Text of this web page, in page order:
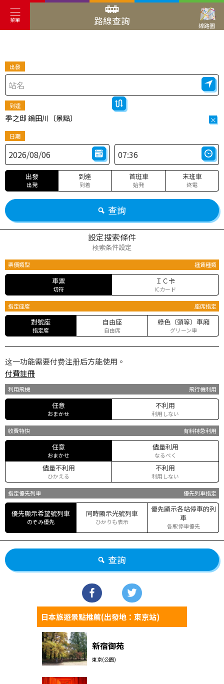
菜單 路線查詢 線路圖
出發
到達
季之邸 鍋田川〔景點〕 ×
日期
出發
出発
到達
到着
首班車
始発
末班車
終電
查詢
設定搜索條件
検索条件設定
票價類型 運賃種類
車票
切符
ＩＣ卡
ICカード
指定座席 座席指定
對號座
指定席
自由座
自由席
綠色（頭等）車廂
グリーン車
这一功能需要付费注册后方能使用。
付費註冊
利用飛機 飛行機利用
任意
おまかせ
不利用
利用しない
收費特快 有料特急利用
任意
おまかせ
儘量利用
なるべく
儘量不利用
ひかえる
不利用
利用しない
指定優先列車 優先列車指定
優先顯示希望號列車
のぞみ優先
同時顯示光號列車
ひかりも表示
優先顯示各站停車的列
車
各駅停車優先
查詢
日本旅遊景點推薦(出發地：東京站)
新宿御苑
東京(公園)